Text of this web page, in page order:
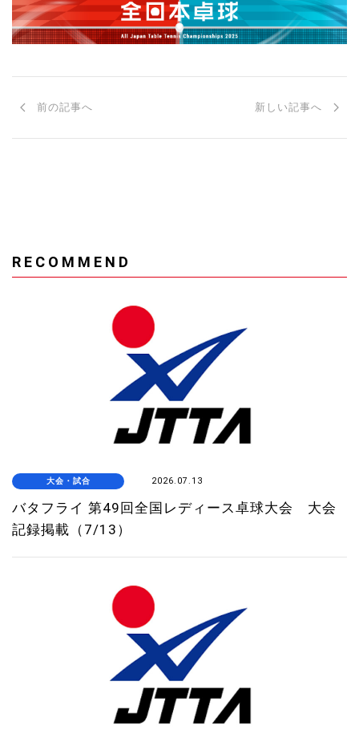
前の記事へ 新しい記事へ
RECOMMEND
大会・試合 2026.07.13
バタフライ 第49回全国レディース卓球大会 大会
記録掲載（7/13）